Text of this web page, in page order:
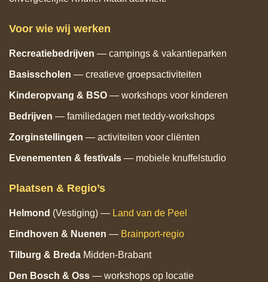
Voor wie wij werken
Recreatiebedrijven — campings & vakantieparken
Basisscholen — creatieve groepsactiviteiten
Kinderopvang & BSO — workshops voor kinderen
Bedrijven — familiedagen met teddy‑workshops
Zorginstellingen — activiteiten voor cliënten
Evenementen & festivals — mobiele knuffelstudio
Plaatsen & Regio’s
Helmond (Vestiging) — Land van de Peel
Eindhoven & Nuenen — Brainport‑regio
Tilburg & Breda Midden‑Brabant
Den Bosch & Oss — workshops op locatie